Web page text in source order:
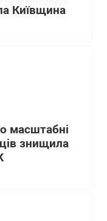
Київщина
масштабні
знищила